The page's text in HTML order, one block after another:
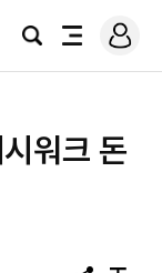
검
전
로
그
워크 돈